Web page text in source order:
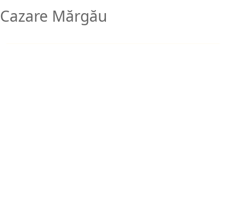
Cazare Mărgău